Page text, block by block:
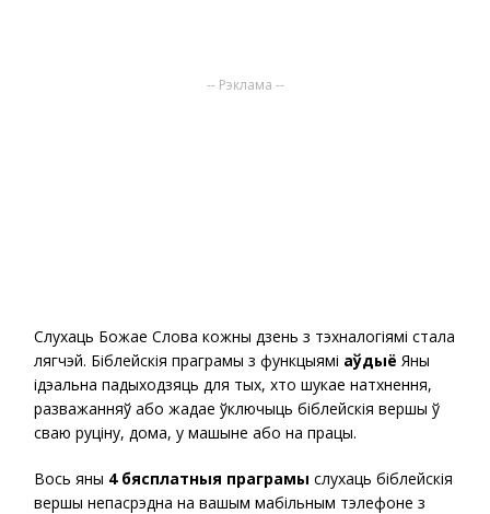
-- Рэклама --
Слухаць Божае Слова кожны дзень з тэхналогіямі стала
лягчэй. Біблейскія праграмы з функцыямі аўдыё Яны
ідэальна падыходзяць для тых, хто шукае натхнення,
разважанняў або жадае ўключыць біблейскія вершы ў
сваю руціну, дома, у машыне або на працы.
Вось яны 4 бясплатныя праграмы слухаць біблейскія
вершы непасрэдна на вашым мабільным тэлефоне з